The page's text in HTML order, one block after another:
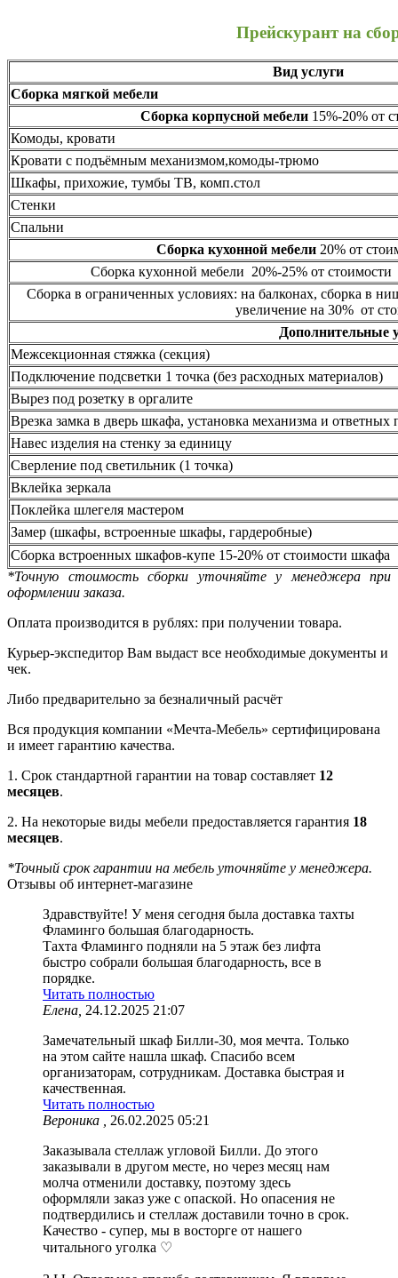
Прейскурант на
Вид услуги
Сборка мягкой мебели
Сборка корпусной мебели15%-20% от
Комоды, кровати
Кровати с подъёмным механизмом,комоды-трюмо
Шкафы, прихожие, тумбы ТВ, комп.стол
Стенки
Спальни
Сборка кухонной мебели20% от
Сборка кухонной мебели 20%-25% от стоимости
Сборка в ограниченных условиях: на балконах, сборка в
увеличение на 30% от
Дополнительные
Межсекционная стяжка (секция)
Подключение подсветки 1 точка (без расходных материалов)
Вырез под розетку в оргалите
Врезка замка в дверь шкафа, установка механизма и ответных
Навес изделия на стенку за единицу
Сверление под светильник (1 точка)
Вклейка зеркала
Поклейка шлегеля мастером
Замер (шкафы, встроенные шкафы, гардеробные)
Сборка встроенных шкафов-купе 15-20% от стоимости шкафа
*Точную стоимость сборки уточняйте у менеджера при
оформлении заказа.
Оплата производится в рублях: при получении товара.
Курьер-экспедитор Вам выдаст все необходимые документы и
чек.
Либо предварительно за безналичный расчёт
Вся продукция компании «Мечта-Мебель» сертифицирована
и имеет гарантию качества.
1. Срок стандартной гарантии на товар составляет 12
месяцев.
2. На некоторые виды мебели предоставляется гарантия 18
месяцев.
*Точный срок гарантии на мебель уточняйте у менеджера.
Отзывы об интернет-магазине
Здравствуйте! У меня сегодня была доставка тахты
Фламинго большая благодарность.
Тахта Фламинго подняли на 5 этаж без лифта
быстро собрали большая благодарность, все в
порядке.
Читать полностью
Елена, 24.12.2025 21:07
Замечательный шкаф Билли-30, моя мечта. Только
на этом сайте нашла шкаф. Спасибо всем
организаторам, сотрудникам. Доставка быстрая и
качественная.
Читать полностью
Вероника ,
26.02.2025 05:21
Заказывала стеллаж угловой Билли. До этого
заказывали в другом месте, но через месяц нам
молча отменили доставку, поэтому здесь
оформляли заказ уже с опаской. Но опасения не
подтвердились и стеллаж доставили точно в срок.
Качество - супер, мы в восторге от нашего
читального уголка ♡